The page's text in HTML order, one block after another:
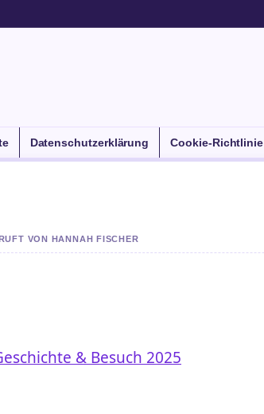
Datenschutzerklärung Cookie-Richtlinie
VON HANNAH FISCHER
& Besuch 2025